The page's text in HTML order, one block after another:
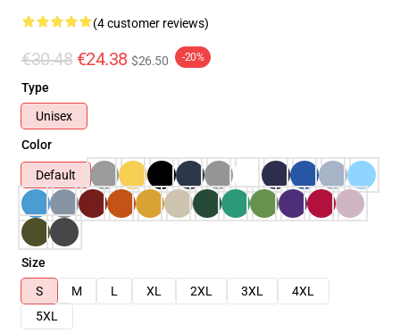
(4 customer reviews)
€30.48 €24.38 $26.50 -20%
Type
Unisex
Color
Default
Size
S
M L XL 2XL 3XL
4XL
5XL